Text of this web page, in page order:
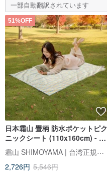
一部自動翻訳されています
51%OFF
日本霜山 畳柄 防水ポケットピク
ニックシート (110x160cm) - 選
べる多色
霜山 SHIMOYAMA | 台湾正規代理店
2,726円 5,546円